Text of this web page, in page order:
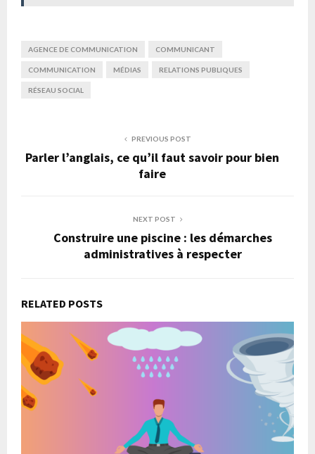
AGENCE DE COMMUNICATION COMMUNICANT
COMMUNICATION MÉDIAS RELATIONS PUBLIQUES
RÉSEAU SOCIAL
PREVIOUS POST
Parler l’anglais, ce qu’il faut savoir pour bien
faire
NEXT POST
Construire une piscine : les démarches
administratives à respecter
RELATED POSTS